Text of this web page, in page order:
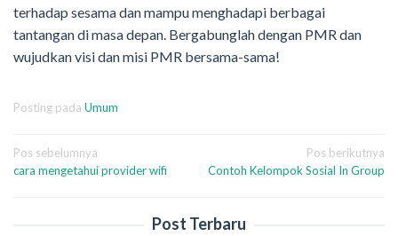
terhadap sesama dan mampu menghadapi berbagai
tantangan di masa depan. Bergabunglah dengan PMR dan
wujudkan visi dan misi PMR bersama-sama!
Posting pada Umum
Navigasi
pos
Pos sebelumnya
cara mengetahui provider wifi
Pos berikutnya
Contoh Kelompok Sosial In Group
Post Terbaru